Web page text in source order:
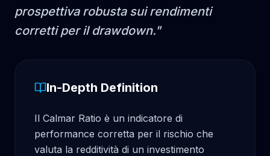
prospettiva robusta sui rendimenti
corretti per il drawdown."
In-Depth Definition
Il Calmar Ratio è un indicatore di
performance corretta per il rischio che
valuta la redditività di un investimento